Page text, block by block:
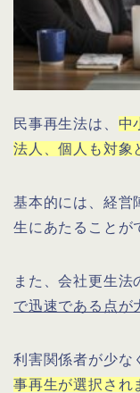
民事再生法は、 中
法人、個人も対象
基本的には、経営
生にあたることが
また、会社更生法
で迅速である点が
利害関係者が少な
事再生が選択され